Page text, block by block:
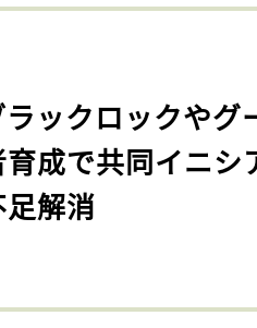
ラックロックやグ
成で共同イニシ
解消